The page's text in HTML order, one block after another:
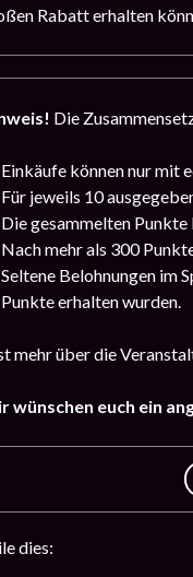
Rabatt erhalten
Die
Einkäufe können nur mit
Für jeweils 10
Die gesammelten
Nach mehr als 300
Seltene Belohnungen im
Punkte erhalten wurden.
mehr über die
wünschen euch ein
dies: